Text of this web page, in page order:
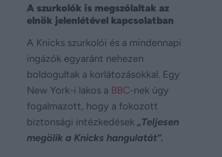
A szurkolók is megszólaltak az
elnök jelenlétével kapcsolatban
A Knicks szurkolói és a mindennapi
ingázók egyaránt nehezen
boldogultak a korlátozásokkal. Egy
New York-i lakos a BBC-nek úgy
fogalmazott, hogy a fokozott
biztonsági intézkedések „Teljesen
megölik a Knicks hangulatát”.